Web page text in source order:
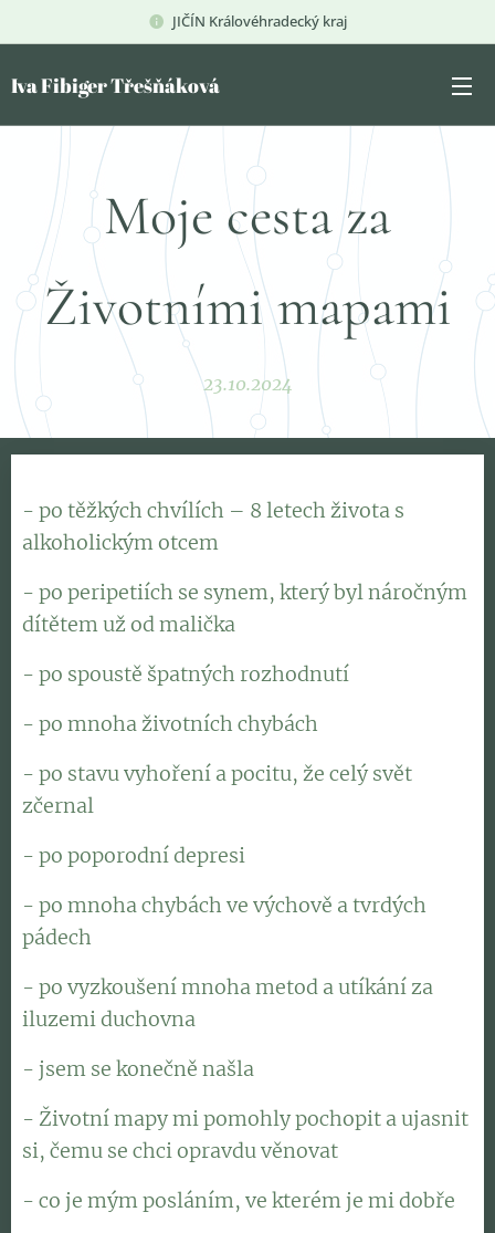
JIČÍN Královéhradecký kraj
Iva Fibiger Třešňáková
Moje cesta za
Životními mapami
23.10.2024
- po těžkých chvílích – 8 letech života s
alkoholickým otcem
- po peripetiích se synem, který byl náročným
dítětem už od malička
- po spoustě špatných rozhodnutí
- po mnoha životních chybách
- po stavu vyhoření a pocitu, že celý svět
zčernal
- po poporodní depresi
- po mnoha chybách ve výchově a tvrdých
pádech
- po vyzkoušení mnoha metod a utíkání za
iluzemi duchovna
- jsem se konečně našla
- Životní mapy mi pomohly pochopit a ujasnit
si, čemu se chci opravdu věnovat
- co je mým posláním, ve kterém je mi dobře